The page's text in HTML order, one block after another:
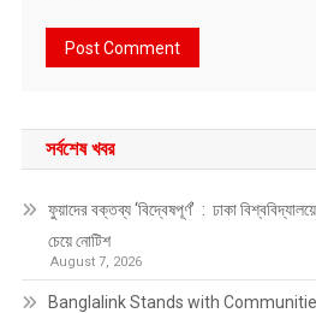
সর্বশেষ খবর
ফুয়াদের বক্তব্য ‘বিদ্বেষপূর্ণ’ : ঢাকা
চেয়ে নোটিশ
August 7, 2026
Banglalink Stands with